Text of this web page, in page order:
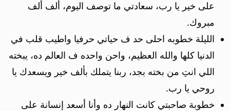
على خير يا رب، سعادتي ما توصف اليوم، ألف ألف
مبروك.
الليلة خطوبه احلى حد ف حياتي حرفيا واطيب قلب في
الدنيا كلها والله العظيم، واحن واحده ف العالم ده، يبخته
اللي انتِ من بخته بجد، ربنا يتملك بألف خير ويسعدك يا
روحي يا رب.
خطوبة صاحبتي كانت النهار ده وأنا أسعد إنسانة على